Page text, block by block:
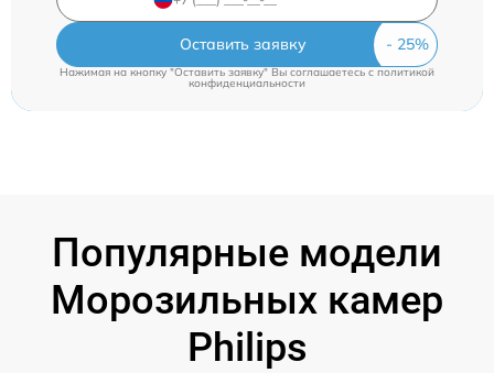
Оставить заявку
Нажимая на кнопку "Оставить заявку" Вы соглашаетесь c политикой
конфиденциальности
Популярные модели
Морозильных камер
Philips